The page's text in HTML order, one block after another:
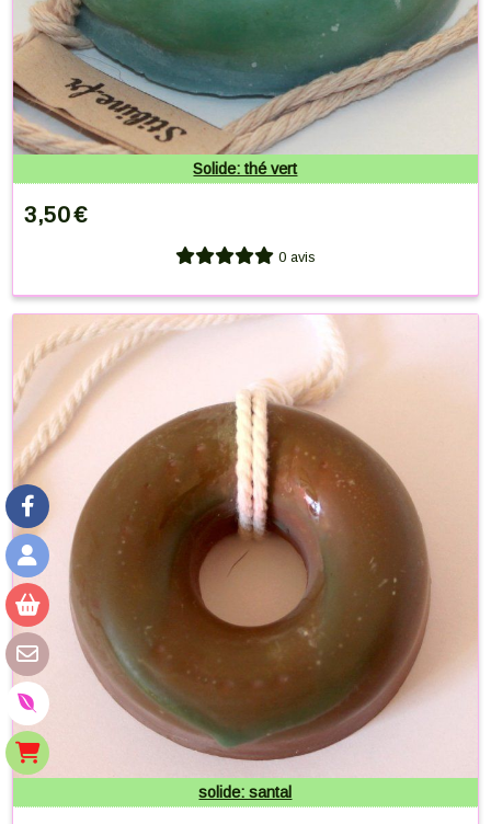
Solide: thé vert
3,50€
0 avis
solide: santal